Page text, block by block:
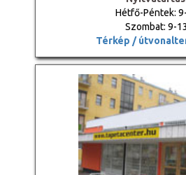
Hétfő-Péntek:
Szombat: 9-13
Térkép /